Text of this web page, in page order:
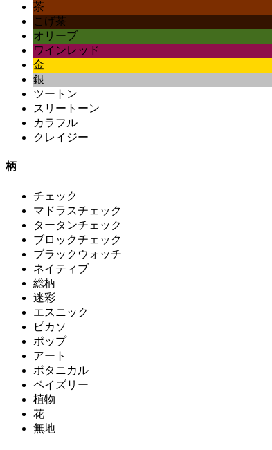
茶
こげ茶
オリーブ
ワインレッド
金
銀
ツートン
スリートーン
カラフル
クレイジー
柄
チェック
マドラスチェック
タータンチェック
ブロックチェック
ブラックウォッチ
ネイティブ
総柄
迷彩
エスニック
ピカソ
ポップ
アート
ボタニカル
ペイズリー
植物
花
無地